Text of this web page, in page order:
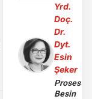
Yrd.
Doç.
Dr.
Dyt.
Esin
Şeker
Proses
Besin